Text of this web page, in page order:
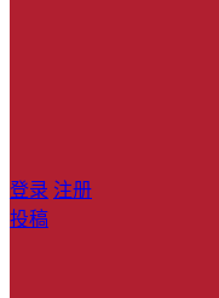
登录 注册
投稿